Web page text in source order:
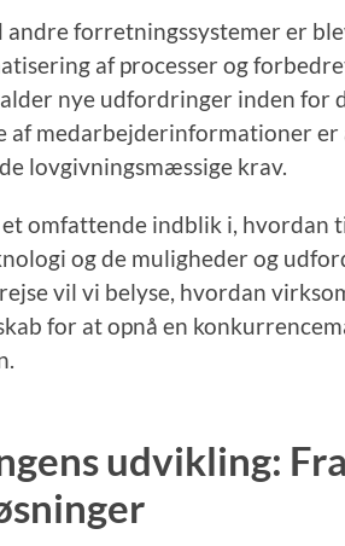
andre forretningssystemer er
af processer og
nye udfordringer inden for
af medarbejderinformationer
lovgivningsmæssige krav.
omfattende indblik i, hvordan
og de muligheder og
vil vi belyse, hvordan
for at opnå en
udvikling: